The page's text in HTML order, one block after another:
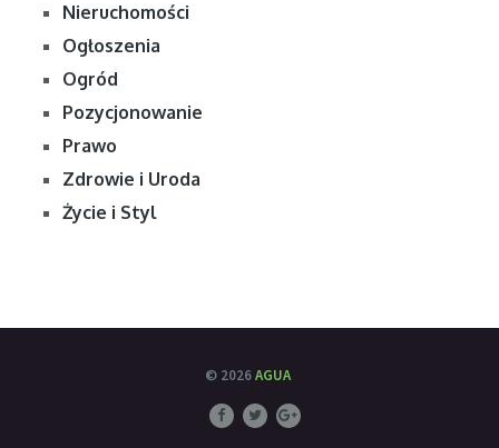
Nieruchomości
Ogłoszenia
Ogród
Pozycjonowanie
Prawo
Zdrowie i Uroda
Życie i Styl
© 2026AGUA